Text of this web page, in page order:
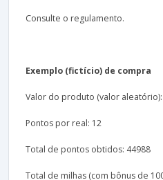
Consulte o regulamento.
Exemplo (fictício) de compra
Valor do produto (valor aleatório):
Pontos por real: 12
Total de pontos obtidos: 44988
Total de milhas (com bônus de